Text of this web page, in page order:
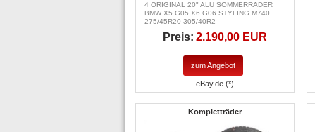
4 ORIGINAL 20" ALU SOMMERRÄDER
BMW X5 G05 X6 G06 STYLING M740
275/45R20 305/40R2
Preis: 2.190,00 EUR
zum Angebot
eBay.de (*)
Kompletträder